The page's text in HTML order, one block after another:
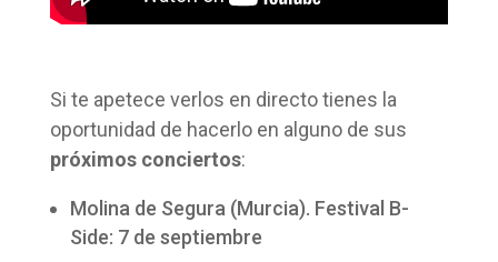
Si te apetece verlos en directo tienes la
oportunidad de hacerlo en alguno de sus
próximos conciertos:
Molina de Segura (Murcia). Festival B-
Side: 7 de septiembre